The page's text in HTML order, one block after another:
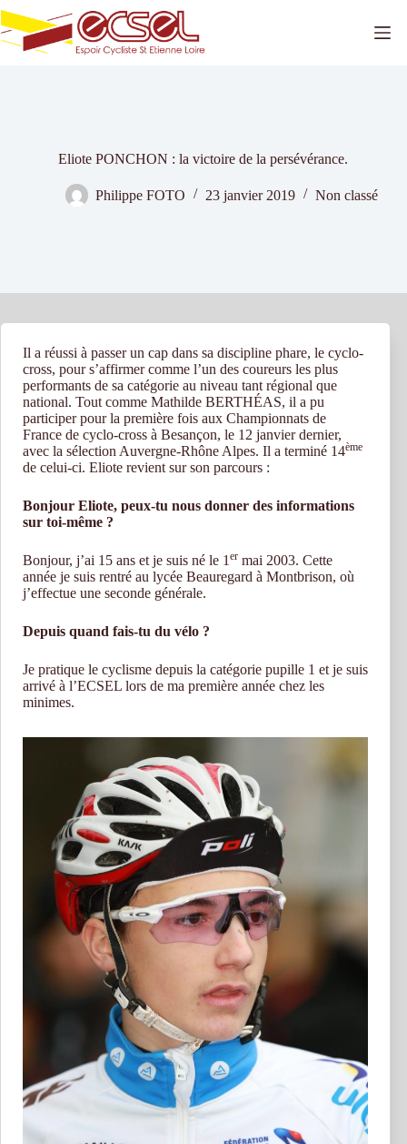
Passer
au
contenu
Eliote PONCHON : la victoire de la persévérance.
Philippe FOTO 23 janvier 2019 Non classé
Il a réussi à passer un cap dans sa discipline phare, le cyclo-
cross, pour s’affirmer comme l’un des coureurs les plus
performants de sa catégorie au niveau tant régional que
national. Tout comme Mathilde BERTHÉAS, il a pu
participer pour la première fois aux Championnats de
France de cyclo-cross à Besançon, le 12 janvier dernier,
avec la sélection Auvergne-Rhône Alpes. Il a terminé 14ème
de celui-ci. Eliote revient sur son parcours :
Bonjour Eliote, peux-tu nous donner des informations
sur toi-même ?
Bonjour, j’ai 15 ans et je suis né le 1 er mai 2003. Cette
année je suis rentré au lycée Beauregard à Montbrison, où
j’effectue une seconde générale.
Depuis quand fais-tu du vélo ?
Je pratique le cyclisme depuis la catégorie pupille 1 et je suis
arrivé à l’ECSEL lors de ma première année chez les
minimes.